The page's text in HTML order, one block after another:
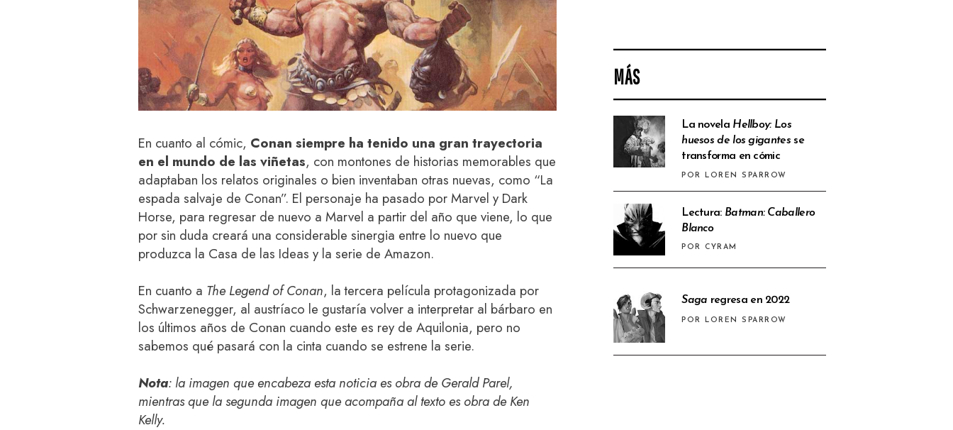
MÁS
La novela Hellboy: Los
huesos de los gigantesse
transforma en cómic
POR LOREN SPARROW
Lectura: Batman: Caballero
Blanco
POR CYRAM
Saga regresa en 2022
POR LOREN SPARROW
En cuanto al cómic, Conan siempre ha tenido una gran trayectoria
en el mundo de las viñetas, con montones de historias memorables que
adaptaban los relatos originales o bien inventaban otras nuevas, como “La
espada salvaje de Conan”. El personaje ha pasado por Marvel y Dark
Horse, para regresar de nuevo a Marvel a partir del año que viene, lo que
por sin duda creará una considerable sinergia entre lo nuevo que
produzca la Casa de las Ideas y la serie de Amazon.
En cuanto a The Legend of Conan, la tercera película protagonizada por
Schwarzenegger, al austríaco le gustaría volver a interpretar al bárbaro en
los últimos años de Conan cuando este es rey de Aquilonia, pero no
sabemos qué pasará con la cinta cuando se estrene la serie.
Nota: la imagen que encabeza esta noticia es obra de Gerald Parel,
mientras que la segunda imagen que acompaña al texto es obra de Ken
Kelly.